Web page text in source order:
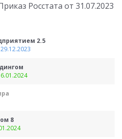
Росстата от 31.07.2023
2.5
8